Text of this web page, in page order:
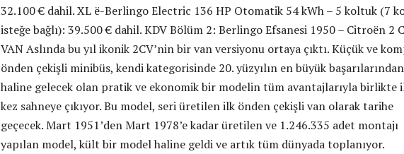
32.100 € dahil. XL ë-Berlingo Electric 136 HP Otomatik 54 kWh – 5 koltuk (7
isteğe bağlı): 39.500 € dahil. KDV Bölüm 2: Berlingo Efsanesi 1950 – Citroën 2
VAN Aslında bu yıl ikonik 2CV’nin bir van versiyonu ortaya çıktı. Küçük ve
önden çekişli minibüs, kendi kategorisinde 20. yüzyılın en büyük
haline gelecek olan pratik ve ekonomik bir modelin tüm avantajlarıyla birlikte
kez sahneye çıkıyor. Bu model, seri üretilen ilk önden çekişli van olarak tarihe
geçecek. Mart 1951’den Mart 1978’e kadar üretilen ve 1.246.335 adet montajı
yapılan model, kült bir model haline geldi ve artık tüm dünyada toplanıyor.